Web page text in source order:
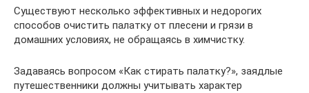
Существуют несколько эффективных и недорогих
способов очистить палатку от плесени и грязи в
домашних условиях, не обращаясь в химчистку.
Задаваясь вопросом «Как стирать палатку?», заядлые
путешественники должны учитывать характер